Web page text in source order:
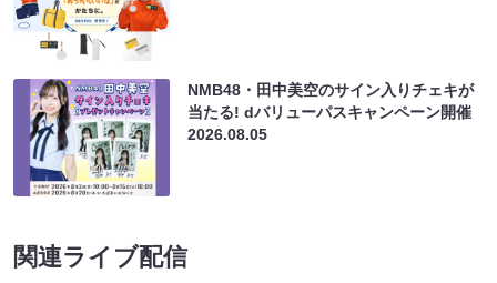
NMB48・田中美空のサイン入りチェキが
当たる! dバリューパスキャンペーン開催
2026.08.05
関連ライブ配信